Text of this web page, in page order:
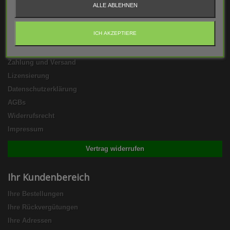
Informationen
Zahlung und Versand
Lizensierung
Datenschutzerklärung
AGBs
Widerrufsrecht
Impressum
Vertrag widerrufen
Ihr Kundenbereich
Ihre Bestellungen
Ihre Rückvergütungen
Ihre Adressen
ALLE ABLEHNEN
ICH AKZEPTIERE